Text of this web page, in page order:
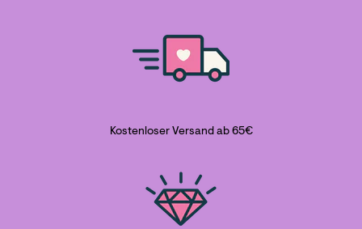
Kostenloser Versand ab 65€